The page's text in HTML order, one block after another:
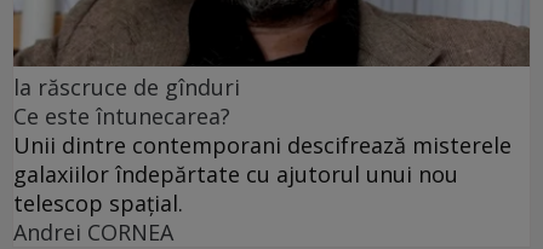
la răscruce de gînduri
Ce este întunecarea?
Unii dintre contemporani descifrează misterele
galaxiilor îndepărtate cu ajutorul unui nou
telescop spațial.
Andrei CORNEA